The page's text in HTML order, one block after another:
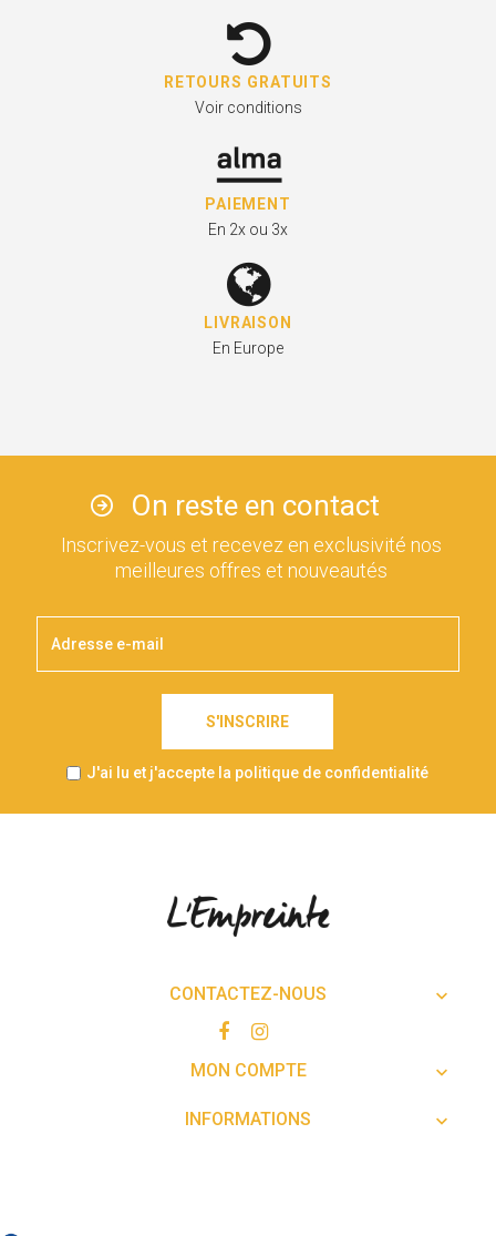
RETOURS GRATUITS
Voir conditions
PAIEMENT
En 2x ou 3x
LIVRAISON
En Europe
On reste en contact
Inscrivez-vous et recevez en exclusivité nos
meilleures offres et nouveautés
S'INSCRIRE
J'ai lu et j'accepte la politique de confidentialité
CONTACTEZ-NOUS 
MON COMPTE 
INFORMATIONS 